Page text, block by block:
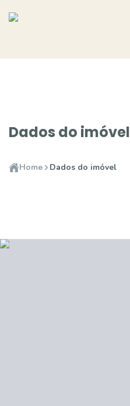
Dados do imóvel
Home Dados do imóvel